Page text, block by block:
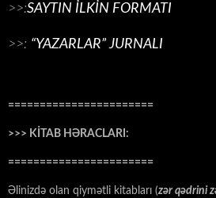
>>:SAYTIN İLKİN FORMATI
>>: “YAZARLAR” JURNALI
=======================
>>> KİTAB HƏRACLARI:
=======================
Əlinizdə olan qiymətli kitabları (zər qədrini